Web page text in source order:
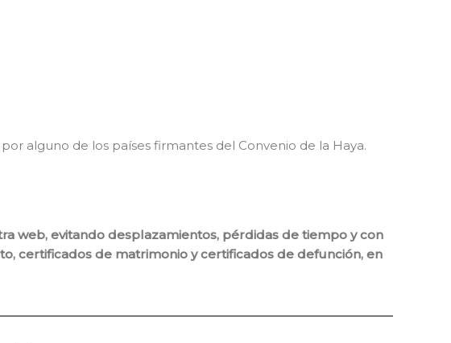
alguno de los países firmantes del Convenio de la Haya.
web, evitando desplazamientos, pérdidas de tiempo y con
certificados de matrimonio y certificados de defunción, en